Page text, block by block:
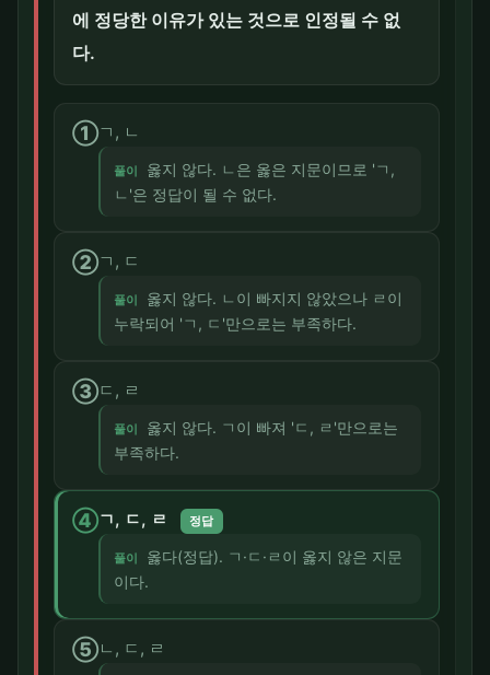
에 정당한 이유가 있는 것으로 인정될 수 없
다.
①ㄱ, ㄴ
풀이
옳지 않다. ㄴ은 옳은 지문이므로 'ㄱ,
ㄴ'은 정답이 될 수 없다.
②ㄱ, ㄷ
풀이
옳지 않다. ㄴ이 빠지지 않았으나 ㄹ이
누락되어 'ㄱ, ㄷ'만으로는 부족하다.
③ㄷ, ㄹ
풀이
옳지 않다. ㄱ이 빠져 'ㄷ, ㄹ'만으로는
부족하다.
④ㄱ, ㄷ, ㄹ 정답
풀이
옳다(정답). ㄱ·ㄷ·ㄹ이 옳지 않은 지문
이다.
⑤ㄴ, ㄷ, ㄹ